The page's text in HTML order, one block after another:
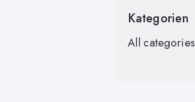
Kategorien
All categories